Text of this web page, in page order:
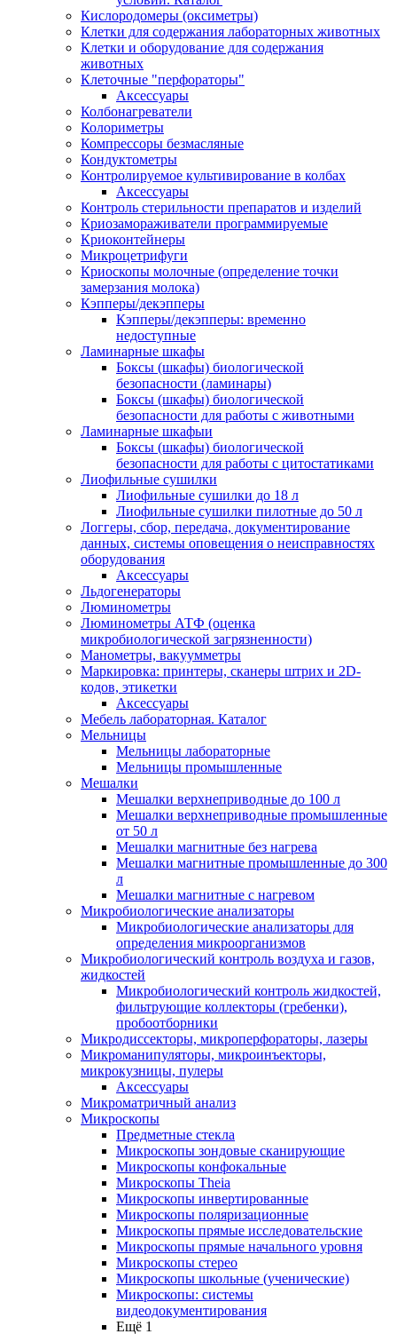
Кислородомеры (оксиметры)
Клетки для содержания лабораторных животных
Клетки и оборудование для содержания
животных
Клеточные "перфораторы"
Аксессуары
Колбонагреватели
Колориметры
Компрессоры безмасляные
Кондуктометры
Контролируемое культивирование в колбах
Аксессуары
Контроль стерильности препаратов и изделий
Криозамораживатели программируемые
Криоконтейнеры
Микроцетрифуги
Криоскопы молочные (определение точки
замерзания молока)
Кэпперы/декэпперы
Кэпперы/декэпперы: временно
недоступные
Ламинарные шкафы
Боксы (шкафы) биологической
безопасности (ламинары)
Боксы (шкафы) биологической
безопасности для работы с животными
Ламинарные шкафыи
Боксы (шкафы) биологической
безопасности для работы с цитостатиками
Лиофильные сушилки
Лиофильные сушилки до 18 л
Лиофильные сушилки пилотные до 50 л
Логгеры, сбор, передача, документирование
данных, системы оповещения о неисправностях
оборудования
Аксессуары
Льдогенераторы
Люминометры
Люминометры АТФ (оценка
микробиологической загрязненности)
Манометры, вакуумметры
Маркировка: принтеры, сканеры штрих и 2D-
кодов, этикетки
Аксессуары
Мебель лабораторная. Каталог
Мельницы
Мельницы лабораторные
Мельницы промышленные
Мешалки
Мешалки верхнеприводные до 100 л
Мешалки верхнеприводные промышленные
от 50 л
Мешалки магнитные без нагрева
Мешалки магнитные промышленные до 300
л
Мешалки магнитные с нагревом
Микробиологические анализаторы
Микробиологические анализаторы для
определения микроорганизмов
Микробиологический контроль воздуха и газов,
жидкостей
Микробиологический контроль жидкостей,
фильтрующие коллекторы (гребенки),
пробоотборники
Микродиссекторы, микроперфораторы, лазеры
Микроманипуляторы, микроинъекторы,
микрокузницы, пулеры
Аксессуары
Микроматричный анализ
Микроскопы
Предметные стекла
Микроскопы зондовые сканирующие
Микроскопы конфокальные
Микроскопы Theia
Микроскопы инвертированные
Микроскопы поляризационные
Микроскопы прямые исследовательские
Микроскопы прямые начального уровня
Микроскопы стерео
Микроскопы школьные (ученические)
Микроскопы: системы
видеодокументирования
Ещё 1